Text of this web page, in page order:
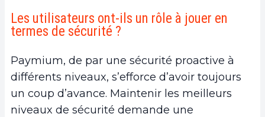
Les utilisateurs ont-ils un rôle à jouer en
termes de sécurité ?
Paymium, de par une sécurité proactive à
différents niveaux, s’efforce d’avoir toujours
un coup d’avance. Maintenir les meilleurs
niveaux de sécurité demande une